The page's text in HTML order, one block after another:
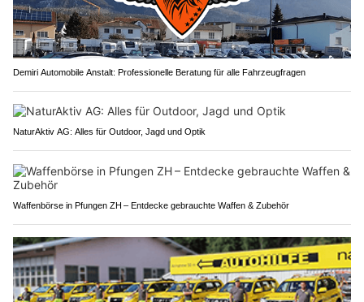
Demiri Automobile Anstalt: Professionelle Beratung für alle Fahrzeugfragen
NaturAktiv AG: Alles für Outdoor, Jagd und Optik
Waffenbörse in Pfungen ZH – Entdecke gebrauchte Waffen & Zubehör